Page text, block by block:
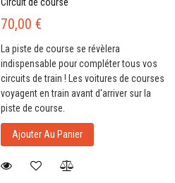
Circuit de course
70,00 €
La piste de course se révèlera
indispensable pour compléter tous vos
circuits de train ! Les voitures de courses
voyagent en train avant d'arriver sur la
piste de course.
Ajouter Au Panier